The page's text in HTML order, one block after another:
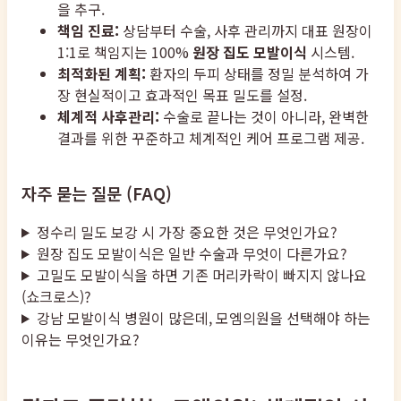
을 추구.
책임 진료: 상담부터 수술, 사후 관리까지 대표 원장이
1:1로 책임지는 100% 원장 집도 모발이식 시스템.
최적화된 계획: 환자의 두피 상태를 정밀 분석하여 가
장 현실적이고 효과적인 목표 밀도를 설정.
체계적 사후관리: 수술로 끝나는 것이 아니라, 완벽한
결과를 위한 꾸준하고 체계적인 케어 프로그램 제공.
자주 묻는 질문 (FAQ)
정수리 밀도 보강 시 가장 중요한 것은 무엇인가요?
원장 집도 모발이식은 일반 수술과 무엇이 다른가요?
고밀도 모발이식을 하면 기존 머리카락이 빠지지 않나요
(쇼크로스)?
강남 모발이식 병원이 많은데, 모엠의원을 선택해야 하는
이유는 무엇인가요?